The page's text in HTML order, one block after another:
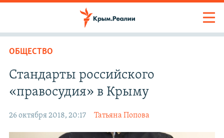
ОБЩЕСТВО
Стандарты российского
«правосудия» в Крыму
26 октября 2018, 20:17 Татьяна Попова